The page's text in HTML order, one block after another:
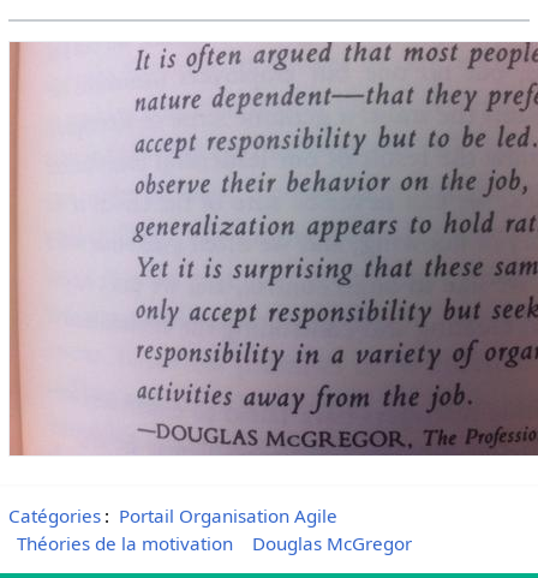
Catégories: Portail Organisation Agile
Théories de la motivation
Douglas McGregor